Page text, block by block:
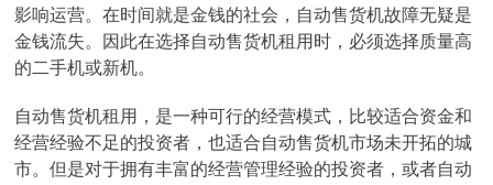
影响运营。在时间就是金钱的社会，自动售货机故障无疑是
金钱流失。因此在选择自动售货机租用时，必须选择质量高
的二手机或新机。
自动售货机租用，是一种可行的经营模式，比较适合资金和
经营经验不足的投资者，也适合自动售货机市场未开拓的城
市。但是对于拥有丰富的经营管理经验的投资者，或者自动